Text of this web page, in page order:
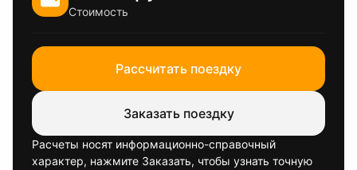
Стоимость
Рассчитать поездку
Заказать поездку
Расчеты носят информационно-справочный
характер, нажмите Заказать, чтобы узнать точную